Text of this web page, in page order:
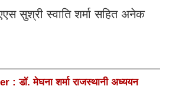
सुश्री स्वाति शर्मा सहित अनेक
: डॉ. मेघना शर्मा राजस्थानी अध्ययन